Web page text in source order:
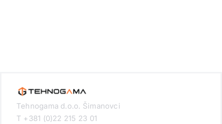
Tehnogama d.o.o. Šimanovci
T +381 (0)22 215 23 01